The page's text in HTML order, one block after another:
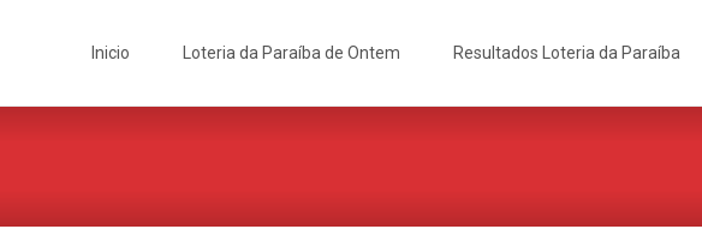
Inicio Loteria da Paraíba de Ontem Resultados Loteria da Paraíba